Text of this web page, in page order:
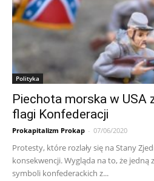
Polityka
Piechota morska w USA
flagi Konfederacji
Prokapitalizm Prokap - 07/06/2020
Protesty, które rozlały się na Stany
konsekwencji. Wygląda na to, że jedną
symboli konfederackich z...